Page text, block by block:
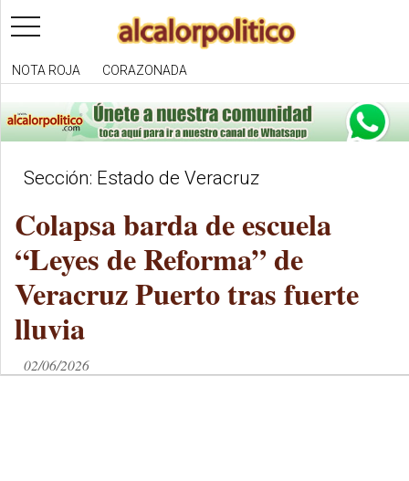
toggle
navigation
NOTA ROJA CORAZONADA
Sección: Estado de Veracruz
Colapsa barda de escuela
“Leyes de Reforma” de
Veracruz Puerto tras fuerte
lluvia
02/06/2026